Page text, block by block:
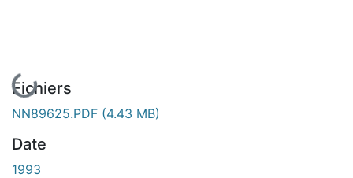
En cours de chargement...
Fichiers
NN89625.PDF (4.43 MB)
Date
1993